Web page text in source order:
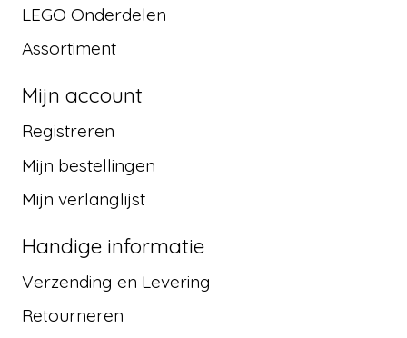
LEGO Onderdelen
Assortiment
Mijn account
Registreren
Mijn bestellingen
Mijn verlanglijst
Handige informatie
Verzending en Levering
Retourneren